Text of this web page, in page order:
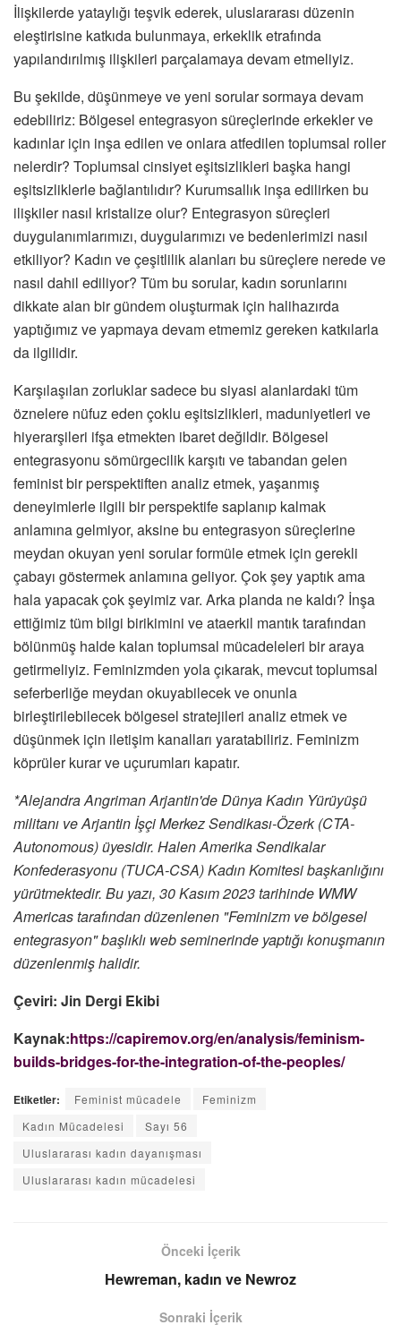
İlişkilerde yataylığı teşvik ederek, uluslararası düzenin
eleştirisine katkıda bulunmaya, erkeklik etrafında
yapılandırılmış ilişkileri parçalamaya devam etmeliyiz.
Bu şekilde, düşünmeye ve yeni sorular sormaya devam
edebiliriz: Bölgesel entegrasyon süreçlerinde erkekler ve
kadınlar için inşa edilen ve onlara atfedilen toplumsal roller
nelerdir? Toplumsal cinsiyet eşitsizlikleri başka hangi
eşitsizliklerle bağlantılıdır? Kurumsallık inşa edilirken bu
ilişkiler nasıl kristalize olur? Entegrasyon süreçleri
duygulanımlarımızı, duygularımızı ve bedenlerimizi nasıl
etkiliyor? Kadın ve çeşitlilik alanları bu süreçlere nerede ve
nasıl dahil ediliyor? Tüm bu sorular, kadın sorunlarını
dikkate alan bir gündem oluşturmak için halihazırda
yaptığımız ve yapmaya devam etmemiz gereken katkılarla
da ilgilidir.
Karşılaşılan zorluklar sadece bu siyasi alanlardaki tüm
öznelere nüfuz eden çoklu eşitsizlikleri, maduniyetleri ve
hiyerarşileri ifşa etmekten ibaret değildir. Bölgesel
entegrasyonu sömürgecilik karşıtı ve tabandan gelen
feminist bir perspektiften analiz etmek, yaşanmış
deneyimlerle ilgili bir perspektife saplanıp kalmak
anlamına gelmiyor, aksine bu entegrasyon süreçlerine
meydan okuyan yeni sorular formüle etmek için gerekli
çabayı göstermek anlamına geliyor. Çok şey yaptık ama
hala yapacak çok şeyimiz var. Arka planda ne kaldı? İnşa
ettiğimiz tüm bilgi birikimini ve ataerkil mantık tarafından
bölünmüş halde kalan toplumsal mücadeleleri bir araya
getirmeliyiz. Feminizmden yola çıkarak, mevcut toplumsal
seferberliğe meydan okuyabilecek ve onunla
birleştirilebilecek bölgesel stratejileri analiz etmek ve
düşünmek için iletişim kanalları yaratabiliriz. Feminizm
köprüler kurar ve uçurumları kapatır.
*Alejandra Angriman Arjantin'de Dünya Kadın Yürüyüşü
militanı ve Arjantin İşçi Merkez Sendikası-Özerk (CTA-
Autonomous) üyesidir. Halen Amerika Sendikalar
Konfederasyonu (TUCA-CSA) Kadın Komitesi başkanlığını
yürütmektedir. Bu yazı, 30 Kasım 2023 tarihinde WMW
Americas tarafından düzenlenen "Feminizm ve bölgesel
entegrasyon" başlıklı web seminerinde yaptığı konuşmanın
düzenlenmiş halidir.
Çeviri: Jin Dergi Ekibi
Kaynak:https://capiremov.org/en/analysis/feminism-
builds-bridges-for-the-integration-of-the-peoples/
Etiketler: Feminist mücadele
Feminizm
Kadın Mücadelesi
Sayı 56
Uluslararası kadın dayanışması
Uluslararası kadın mücadelesi
Önceki İçerik
Hewreman, kadın ve Newroz
Sonraki İçerik